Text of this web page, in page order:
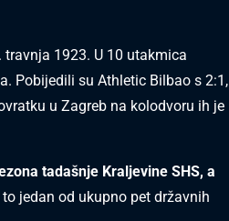
1923. U 10 utakmica
Pobijedili su Athletic Bilbao s 2:1,
u Zagreb na kolodvoru ih je
tadašnje Kraljevine SHS, a
to jedan od ukupno pet državnih